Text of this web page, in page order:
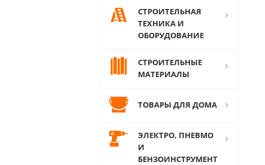
СТРОИТЕЛЬНАЯ
ТЕХНИКА И
ОБОРУДОВАНИЕ
СТРОИТЕЛЬНЫЕ
МАТЕРИАЛЫ
ТОВАРЫ ДЛЯ ДОМА
ЭЛЕКТРО, ПНЕВМО
И
БЕНЗОИНСТРУМЕНТ